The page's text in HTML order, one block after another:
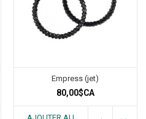
Empress (jet)
80,00$CA